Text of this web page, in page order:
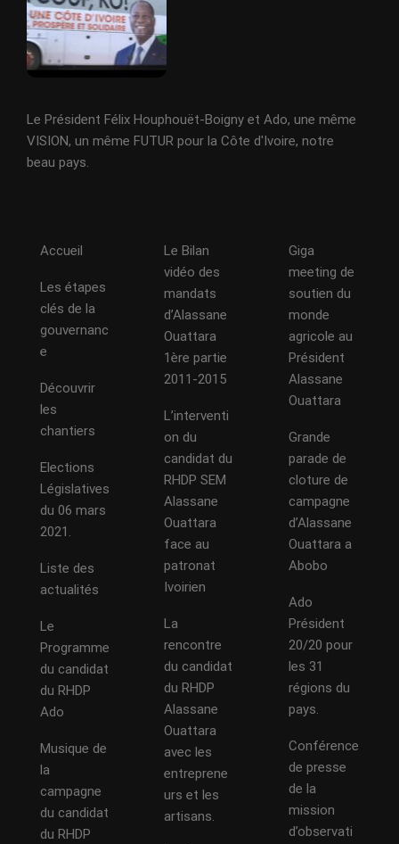
Le Président Félix Houphouët-Boigny et Ado, une même
VISION, un même FUTUR pour la Côte d'Ivoire, notre
beau pays.
Accueil
Les étapes
clés de la
gouvernanc
e
Découvrir
les
chantiers
Elections
Législatives
du 06 mars
2021.
Liste des
actualités
Le
Programme
du candidat
du RHDP
Ado
Musique de
la
campagne
du candidat
du RHDP
Le Bilan
vidéo des
mandats
d’Alassane
Ouattara
1ère partie
2011-2015
L’interventi
on du
candidat du
RHDP SEM
Alassane
Ouattara
face au
patronat
Ivoirien
La
rencontre
du candidat
du RHDP
Alassane
Ouattara
avec les
entreprene
urs et les
artisans.
Giga
meeting de
soutien du
monde
agricole au
Président
Alassane
Ouattara
Grande
parade de
cloture de
campagne
d’Alassane
Ouattara a
Abobo
Ado
Président
20/20 pour
les 31
régions du
pays.
Conférence
de presse
de la
mission
d’observati